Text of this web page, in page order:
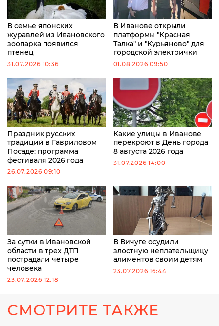
В семье японских
журавлей из Ивановского
зоопарка появился
птенец
31.07.2026 10:36
В Иванове открыли
платформы "Красная
Талка" и "Курьяново" для
городской электрички
01.08.2026 09:50
Праздник русских
традиций в Гавриловом
Посаде: программа
фестиваля 2026 года
26.07.2026 09:10
Какие улицы в Иванове
перекроют в День города
8 августа 2026 года
31.07.2026 14:00
За сутки в Ивановской
области в трех ДТП
пострадали четыре
человека
23.07.2026 12:18
В Вичуге осудили
злостную неплательщицу
алиментов своим детям
23.07.2026 16:44
СМОТРИТЕ ТАКЖЕ